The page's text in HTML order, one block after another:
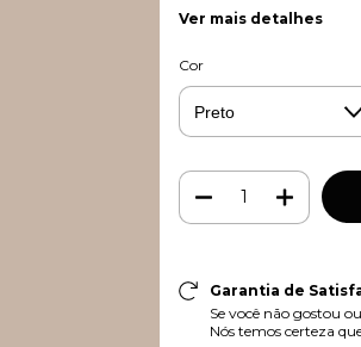
Ver mais detalhes
Cor
Garantia de
Se você não gostou
Nós temos certeza